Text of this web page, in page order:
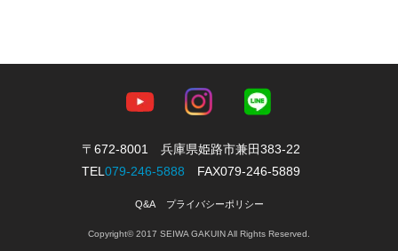
〒672-8001 兵庫県姫路市兼田383-22
TEL 079-246-5888 FAX079-246-5889
Q&A プライバシーポリシー
Copyright© 2017 SEIWA GAKUIN All Rights Reserved.